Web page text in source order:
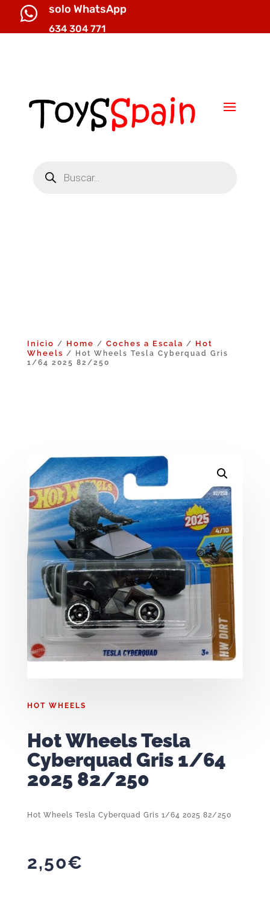
 solo WhatsApp
634 304 771
productos
Inicio / Home / Coches a Escala / Hot
Wheels / Hot Wheels Tesla Cyberquad Gris
1/64 2025 82/250
HOT WHEELS
Hot Wheels Tesla
Cyberquad Gris 1/64
2025 82/250
Hot Wheels Tesla Cyberquad Gris 1/64 2025 82/250
2,50€